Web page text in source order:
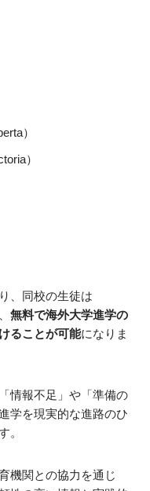
）
）
、同校の生徒は
無料で海外大学進学の
ることが可能になりま
情報不足」や「準備の
学を現実的な進路のひ
。
機関との協力を通じ